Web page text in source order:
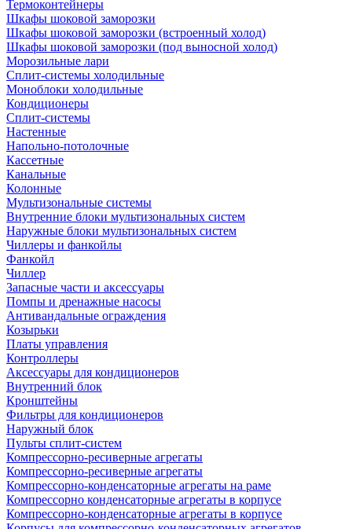
Термоконтейнеры
Шкафы шоковой заморозки
Шкафы шоковой заморозки (встроенный холод)
Шкафы шоковой заморозки (под выносной холод)
Морозильные лари
Сплит-системы холодильные
Моноблоки холодильные
Кондиционеры
Сплит-системы
Настенные
Напольно-потолочные
Кассетные
Канальные
Колонные
Мультизональные системы
Внутренние блоки мультизональных систем
Наружные блоки мультизональных систем
Чиллеры и фанкойлы
Фанкойл
Чиллер
Запасные части и аксессуары
Помпы и дренажные насосы
Антивандальные ограждения
Козырьки
Платы управления
Контроллеры
Аксессуары для кондиционеров
Внутренний блок
Кронштейны
Фильтры для кондиционеров
Наружный блок
Пульты сплит-систем
Компрессорно-ресиверные агрегаты
Компрессорно-ресиверные агрегаты
Компрессорно-конденсаторные агрегаты на раме
Компрессорно конденсаторные агрегаты в корпусе
Компрессорно-конденсаторные агрегаты в корпусе